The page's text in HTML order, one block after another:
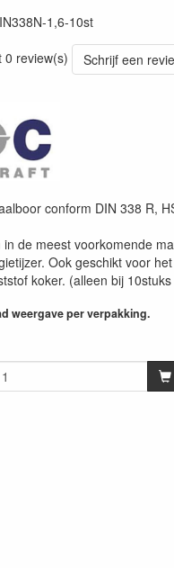
1,6-10st
0 review(s)
Schrijf een
conform DIN 338 R,
de meest voorkomende
Ook geschikt voor
koker. (alleen bij
weergave per verpakking.